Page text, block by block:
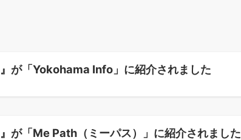
が「Yokohama Info」に紹介されました
が「Me Path（ミーパス）」に紹介されました